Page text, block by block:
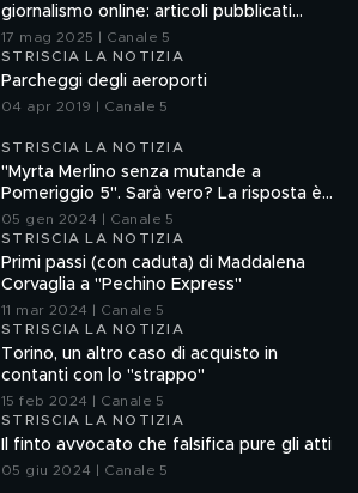
giornalismo online: articoli pubblicati
senza la verifica delle fonti
17 mag 2025 | Canale 5
STRISCIA LA NOTIZIA
Parcheggi degli aeroporti
04 apr 2019 | Canale 5
STRISCIA LA NOTIZIA
"Myrta Merlino senza mutande a
Pomeriggio 5". Sarà vero? La risposta è
nel fuorionda
05 gen 2024 | Canale 5
STRISCIA LA NOTIZIA
Primi passi (con caduta) di Maddalena
Corvaglia a "Pechino Express"
11 mar 2024 | Canale 5
STRISCIA LA NOTIZIA
Torino, un altro caso di acquisto in
contanti con lo "strappo"
15 feb 2024 | Canale 5
STRISCIA LA NOTIZIA
Il finto avvocato che falsifica pure gli atti
05 giu 2024 | Canale 5